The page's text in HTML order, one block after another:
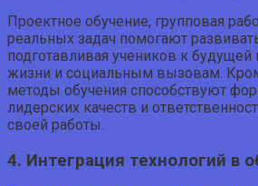
Проектное обучение, групповая
реальных задач помогают
подготавливая учеников к
жизни и социальным вызовам.
методы обучения способствуют
лидерских качеств и
своей работы.
4. Интеграция технологий в